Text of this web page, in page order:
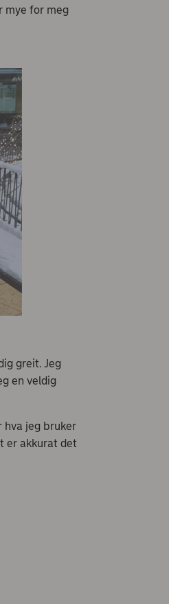
mye for meg
greit. Jeg
en veldig
hva jeg bruker
er akkurat det